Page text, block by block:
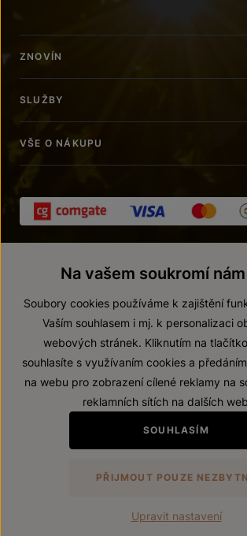
ZNOVÍN
SLUŽBY
VŠE O NÁKUPU
© 2026 ZNOVÍN ZNOJMO, a. s.
Prohlášení o přístupnosti
Zákaz prodeje alkoholických nápojů osobám
VytvořilwebProgress
Na vašem soukromí
Soubory cookies používáme k zajištění
Vaším souhlasem i mj. k personalizaci
webových stránek. Kliknutím na tlačítko
souhlasíte s využívaním cookies a
na webu pro zobrazení cílené reklamy na
reklamních sítích na dalších
SOUHLASÍM
PŘIJMOUT POUZE
Upravit nastavení